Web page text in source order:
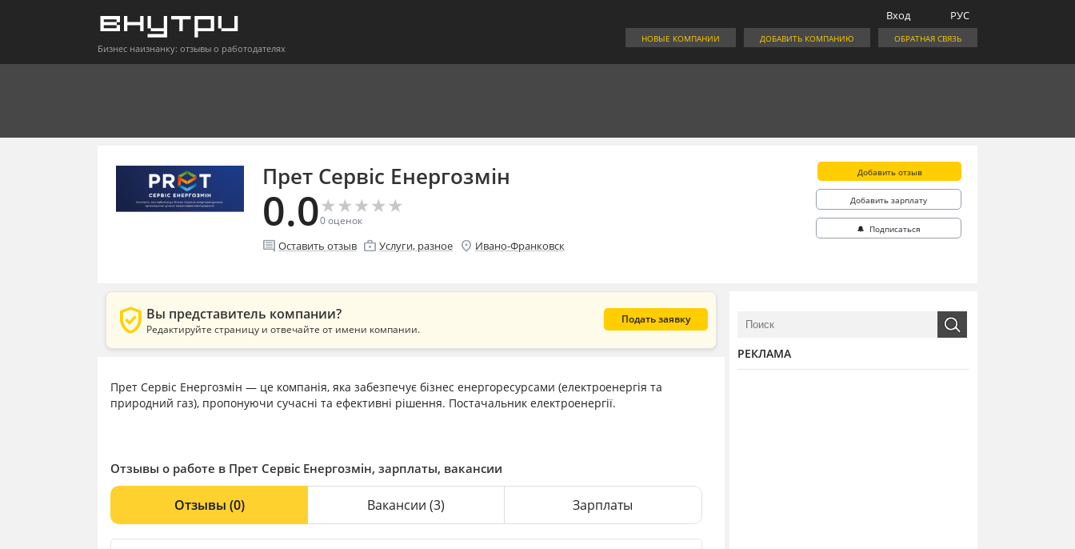
Бизнес наизнанку: отзывы о работодателях
РУС
Вход
ОБРАТНАЯ СВЯЗЬ
ДОБАВИТЬ КОМПАНИЮ
НОВЫЕ КОМПАНИИ
Прет Сервіс Енергозмін
0.0★
★★
★★
★★
★★
★
0оценок
comment Оставить отзыв enterprise Услуги, разное location_on Ивано-Франковск
Добавить отзыв
Добавить зарплату
🔔 Подписаться
verified_user Вы представитель компании?
Редактируйте страницу и отвечайте от имени компании.
Подать заявку
Прет Сервіс Енергозмін — це компанія, яка забезпечує бізнес енергоресурсами (електроенергія та
природний газ), пропонуючи сучасні та ефективні рішення. Постачальник електроенергії.
Отзывы о работе в Прет Сервіс Енергозмін, зарплаты, вакансии
Отзывы (0) Вакансии (3) Зарплаты
РЕКЛАМА